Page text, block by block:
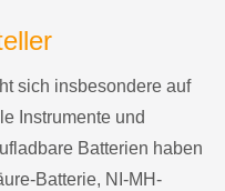
sich insbesondere auf
Instrumente und
Batterien haben
Batterie, NI-MH-